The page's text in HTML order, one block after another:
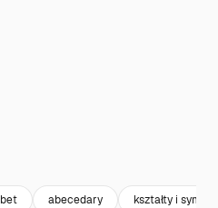
abecedary kształty i